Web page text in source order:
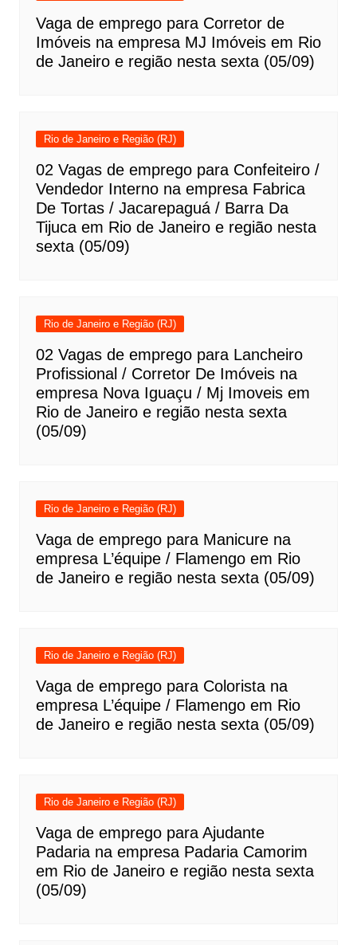
Vaga de emprego para Corretor de
Imóveis na empresa MJ Imóveis em Rio
de Janeiro e região nesta sexta (05/09)
Rio de Janeiro e Região (RJ)
02 Vagas de emprego para Confeiteiro /
Vendedor Interno na empresa Fabrica
De Tortas / Jacarepaguá / Barra Da
Tijuca em Rio de Janeiro e região nesta
sexta (05/09)
Rio de Janeiro e Região (RJ)
02 Vagas de emprego para Lancheiro
Profissional / Corretor De Imóveis na
empresa Nova Iguaçu / Mj Imoveis em
Rio de Janeiro e região nesta sexta
(05/09)
Rio de Janeiro e Região (RJ)
Vaga de emprego para Manicure na
empresa L’équipe / Flamengo em Rio
de Janeiro e região nesta sexta (05/09)
Rio de Janeiro e Região (RJ)
Vaga de emprego para Colorista na
empresa L’équipe / Flamengo em Rio
de Janeiro e região nesta sexta (05/09)
Rio de Janeiro e Região (RJ)
Vaga de emprego para Ajudante
Padaria na empresa Padaria Camorim
em Rio de Janeiro e região nesta sexta
(05/09)